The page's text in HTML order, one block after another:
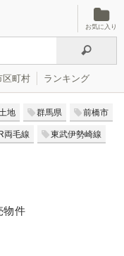
お気に入り
区町村 ランキング
地 群馬県 前橋市
両毛線 東武伊勢崎線
物件